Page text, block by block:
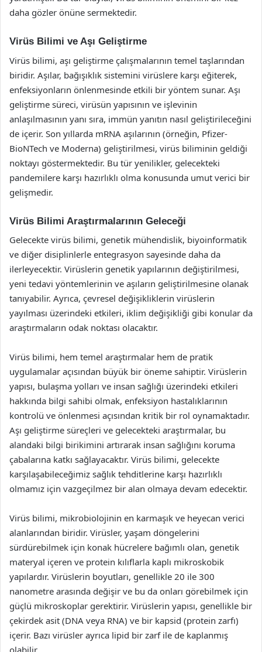
daha gözler önüne sermektedir.
Virüs Bilimi ve Aşı Geliştirme
Virüs bilimi, aşı geliştirme çalışmalarının temel taşlarından
biridir. Aşılar, bağışıklık sistemini virüslere karşı eğiterek,
enfeksiyonların önlenmesinde etkili bir yöntem sunar. Aşı
geliştirme süreci, virüsün yapısının ve işlevinin
anlaşılmasının yanı sıra, immün yanıtın nasıl geliştirileceğini
de içerir. Son yıllarda mRNA aşılarının (örneğin, Pfizer-
BioNTech ve Moderna) geliştirilmesi, virüs biliminin geldiği
noktayı göstermektedir. Bu tür yenilikler, gelecekteki
pandemilere karşı hazırlıklı olma konusunda umut verici bir
gelişmedir.
Virüs Bilimi Araştırmalarının Geleceği
Gelecekte virüs bilimi, genetik mühendislik, biyoinformatik
ve diğer disiplinlerle entegrasyon sayesinde daha da
ilerleyecektir. Virüslerin genetik yapılarının değiştirilmesi,
yeni tedavi yöntemlerinin ve aşıların geliştirilmesine olanak
tanıyabilir. Ayrıca, çevresel değişikliklerin virüslerin
yayılması üzerindeki etkileri, iklim değişikliği gibi konular da
araştırmaların odak noktası olacaktır.
Virüs bilimi, hem temel araştırmalar hem de pratik
uygulamalar açısından büyük bir öneme sahiptir. Virüslerin
yapısı, bulaşma yolları ve insan sağlığı üzerindeki etkileri
hakkında bilgi sahibi olmak, enfeksiyon hastalıklarının
kontrolü ve önlenmesi açısından kritik bir rol oynamaktadır.
Aşı geliştirme süreçleri ve gelecekteki araştırmalar, bu
alandaki bilgi birikimini artırarak insan sağlığını koruma
çabalarına katkı sağlayacaktır. Virüs bilimi, gelecekte
karşılaşabileceğimiz sağlık tehditlerine karşı hazırlıklı
olmamız için vazgeçilmez bir alan olmaya devam edecektir.
Virüs bilimi, mikrobiolojinin en karmaşık ve heyecan verici
alanlarından biridir. Virüsler, yaşam döngelerini
sürdürebilmek için konak hücrelere bağımlı olan, genetik
materyal içeren ve protein kılıflarla kaplı mikroskobik
yapılardır. Virüslerin boyutları, genellikle 20 ile 300
nanometre arasında değişir ve bu da onları görebilmek için
güçlü mikroskoplar gerektirir. Virüslerin yapısı, genellikle bir
çekirdek asit (DNA veya RNA) ve bir kapsid (protein zarfı)
içerir. Bazı virüsler ayrıca lipid bir zarf ile de kaplanmış
olabilir.